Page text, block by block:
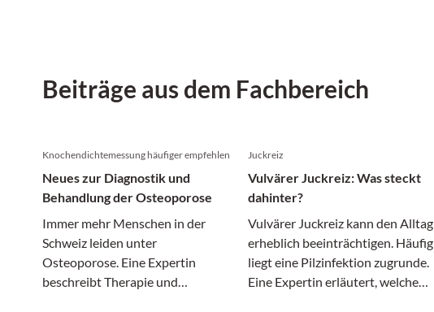
Beiträge aus dem Fachbereich
Knochendichtemessung häufiger empfehlen
Neues zur Diagnostik und
Behandlung der Osteoporose
Immer mehr Menschen in der
Schweiz leiden unter
Osteoporose. Eine Expertin
beschreibt Therapie und
Juckreiz
Vulvärer Juckreiz: Was steckt
dahinter?
Vulvärer Juckreiz kann den Alltag
erheblich beeinträchtigen. Häufig
liegt eine Pilzinfektion zugrunde.
Eine Expertin erläutert, welche